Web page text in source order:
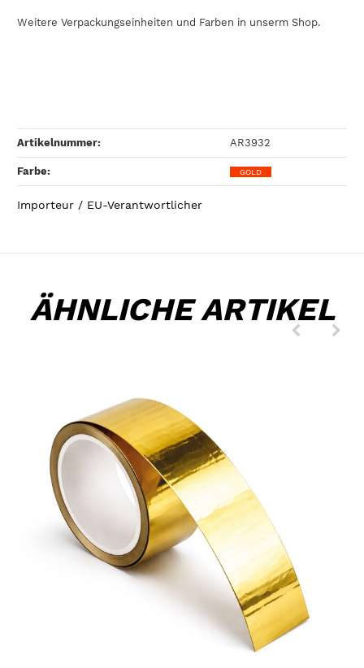
Weitere Verpackungseinheiten und Farben in unserm Shop.
Artikelnummer: AR3932
Farbe‍: GOLD
Importeur / EU-Verantwortlicher
ÄHNLICHE ARTIKEL